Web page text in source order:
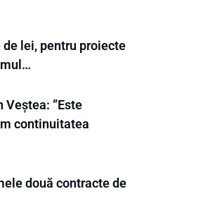
lei, pentru proiecte
”Este
continuitatea
două contracte de